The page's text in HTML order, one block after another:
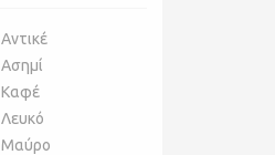
Αντικέ
Ασημί
Καφέ
Λευκό
Μαύρο